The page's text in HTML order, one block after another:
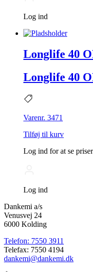
Log ind
Longlife 40
Longlife 40
Varenr. 3471
Tilføj til kurv
Log ind for at se
Log ind
Dankemi a/s
Venusvej 24
6000 Kolding
Telefon: 7550 3911
Telefax: 7550 4194
dankemi@dankemi.dk